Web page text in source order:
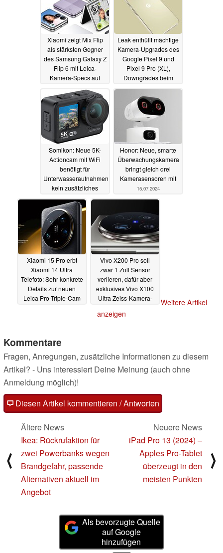
Xiaomi zeigt Mix Flip
als stärksten Gegner
des Samsung Galaxy Z
Flip 6 mit Leica-
Kamera-Specs auf
17.07.2024
Leak enthüllt mächtige
Kamera-Upgrades des
Google Pixel 9 und
Pixel 9 Pro (XL),
Downgrades beim
16.07.2024
Somikon: Neue 5K-
Actioncam mit WiFi
benötigt für
Unterwasseraufnahmen
kein zusätzliches
15.07.2024
Honor: Neue, smarte
Überwachungskamera
bringt gleich drei
Kamerasensoren mit
15.07.2024
Xiaomi 15 Pro erbt
Xiaomi 14 Ultra
Telefoto: Sehr konkrete
Details zur neuen
Leica Pro-Triple-Cam
Vivo X200 Pro soll
zwar 1 Zoll Sensor
verlieren, dafür aber
exklusives Vivo X100
Ultra Zeiss-Kamera-
Weitere Artikel
anzeigen
Kommentare
Fragen, Anregungen, zusätzliche Informationen zu diesem
Artikel? - Uns interessiert Deine Meinung (auch ohne
Anmeldung möglich)!
Diesen Artikel kommentieren / Antworten
⟨
Ältere News
Ikea: Rückrufaktion für
zwei Powerbanks wegen
Brandgefahr, passende
Alternativen aktuell im
Angebot
Neuere News
iPad Pro 13 (2024) –
Apples Pro-Tablet
überzeugt in den
meisten Punkten
⟩
Als bevorzugte Quelle
auf Google
hinzufügen